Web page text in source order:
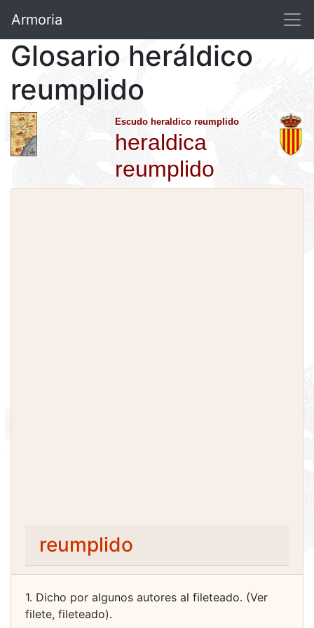
Armoria
Glosario heráldico
reumplido
Escudo heraldico reumplido
heraldica
reumplido
reumplido
1. Dicho por algunos autores al fileteado. (Ver
filete, fileteado).